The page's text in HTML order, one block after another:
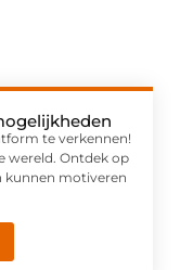
te verkennen!
wereld. Ontdek op
kunnen motiveren